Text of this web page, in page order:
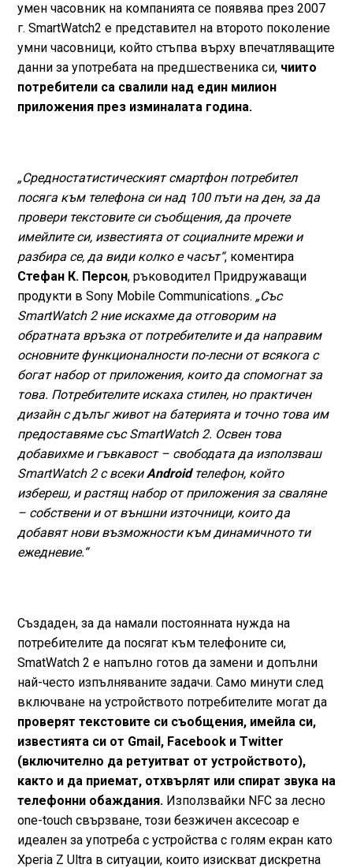
умен часовник на компанията се появява през 2007
г. SmartWatch2 е представител на второто поколение
умни часовници, който стъпва върху впечатляващите
данни за употребата на предшественика си, чиито
потребители са свалили над един милион
приложения през изминалата година.
„Средностатистическият смартфон потребител
посяга към телефона си над 100 пъти на ден, за да
провери текстовите си съобщения, да прочете
имейлите си, известията от социалните мрежи и
разбира се, да види колко е часът“, коментира
Стефан К. Персон, ръководител Придружаващи
продукти в Sony Mobile Communications. „Със
SmartWatch 2 ние искахме да отговорим на
обратната връзка от потребителите и да направим
основните функционалности по-лесни от всякога с
богат набор от приложения, които да спомогнат за
това. Потребителите искаха стилен, но практичен
дизайн с дълъг живот на батерията и точно това им
предоставяме със SmartWatch 2. Освен това
добавихме и гъвкавост – свободата да използваш
SmartWatch 2 с всекиAndroid телефон, който
избереш, и растящ набор от приложения за сваляне
– собствени и от външни източници, които да
добавят нови възможности към динамичното ти
ежедневие.“
Създаден, за да намали постоянната нужда на
потребителите да посягат към телефоните си,
SmatWatch 2 е напълно готов да замени и допълни
най-често изпълняваните задачи. Само минути след
включване на устройството потребителите могат да
проверят текстовите си съобщения, имейла си,
известията си от Gmail, Facebook и Twitter
(включително да ретуитват от устройството),
както и да приемат, отхвърлят или спират звука на
телефонни обаждания.Използвайки NFC за лесно
one-touch свързване, този безжичен аксесоар е
идеален за употреба с устройства с голям екран като
Xperia Z Ultra в ситуации, които изискват дискретна